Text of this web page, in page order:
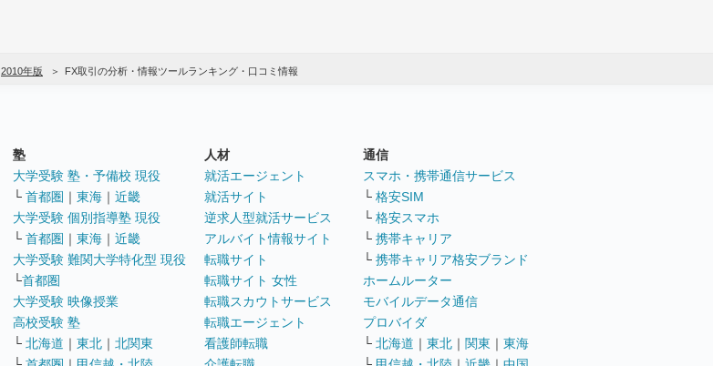
2010年版 FX取引の分析・情報ツールランキング・口コミ情報
塾
大学受験 塾・予備校 現役
└ 首都圏 ｜ 東海 ｜ 近畿
大学受験 個別指導塾 現役
└ 首都圏 ｜ 東海 ｜ 近畿
大学受験 難関大学特化型 現役
└首都圏
大学受験 映像授業
高校受験 塾
└ 北海道 ｜ 東北 ｜ 北関東
人材
就活エージェント
就活サイト
逆求人型就活サービス
アルバイト情報サイト
転職サイト
転職サイト 女性
転職スカウトサービス
転職エージェント
看護師転職
通信
スマホ・携帯通信サービス
└ 格安SIM
└ 格安スマホ
└ 携帯キャリア
└ 携帯キャリア格安ブランド
ホームルーター
モバイルデータ通信
プロバイダ
└ 北海道 ｜ 東北 ｜ 関東 ｜ 東海